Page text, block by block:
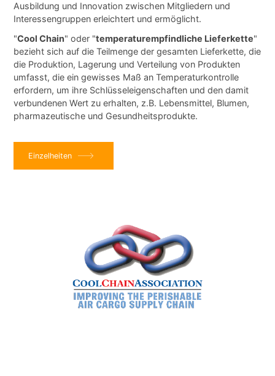
Ausbildung und Innovation zwischen Mitgliedern und
Interessengruppen erleichtert und ermöglicht.
"Cool Chain" oder "temperaturempfindliche Lieferkette"
bezieht sich auf die Teilmenge der gesamten Lieferkette, die
die Produktion, Lagerung und Verteilung von Produkten
umfasst, die ein gewisses Maß an Temperaturkontrolle
erfordern, um ihre Schlüsseleigenschaften und den damit
verbundenen Wert zu erhalten, z.B. Lebensmittel, Blumen,
pharmazeutische und Gesundheitsprodukte.
Einzelheiten